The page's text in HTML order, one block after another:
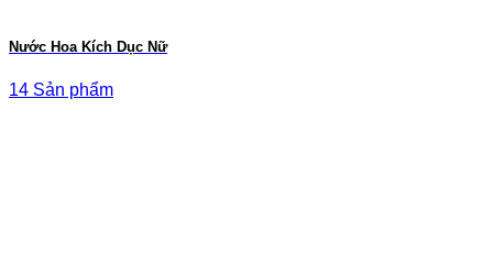
Nước Hoa Kích Dục Nữ
14 Sản phẩm